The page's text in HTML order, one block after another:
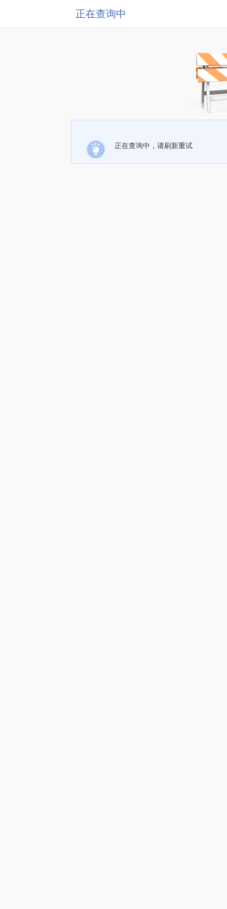
正在查询中
正在查询中，请刷新重试